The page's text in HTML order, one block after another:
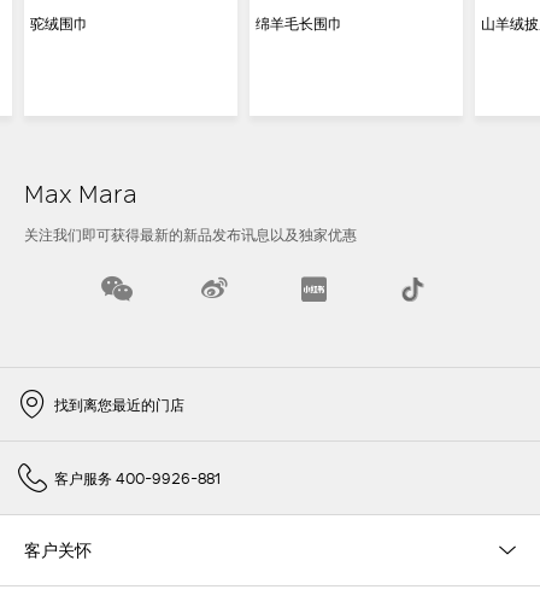
驼绒围巾 绵羊毛长围巾 山羊绒
Max Mara
关注我们即可获得最新的新品发布讯息以及独家优惠
找到离您最近的门店
客户服务 400-9926-881
客户关怀